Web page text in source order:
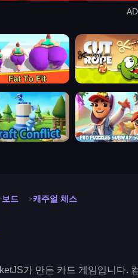
fit cut the rope
conflict subway surfers
보드 캐주얼 체스
가 만든 카드 게임입니다.